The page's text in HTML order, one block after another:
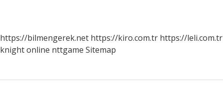
https://bilmengerek.net https://kiro.com.tr https://leli.com.tr
knight online nttgame Sitemap